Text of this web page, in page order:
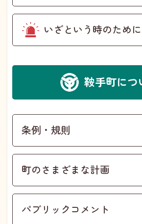
いざという時のために
鞍手町につ
条例・規則
町のさまざまな計画
パブリックコメント